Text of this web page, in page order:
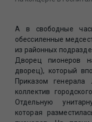
А в свободные
обессиленные
из районных
Дворец пионеров
дворец), который
Приказом
коллектив
Отдельную
которая